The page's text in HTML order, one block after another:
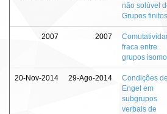
não solúvel
Grupos finitos
2007 2007
fraca entre
grupos
20-Nov-2014 29-Ago-2014
Condições de
Engel em
subgrupos
verbais de